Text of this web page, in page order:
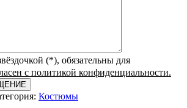
(*), обязательны для
с политикой конфиденциальности.
Костюмы